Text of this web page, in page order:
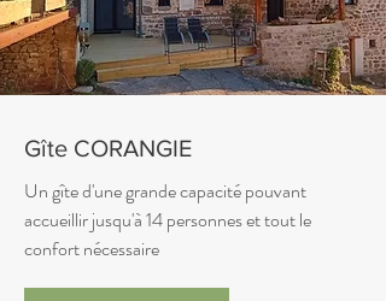
Gîte CORANGIE
Un gîte d'une grande capacité pouvant
accueillir jusqu'à 14 personnes et tout le
confort nécessaire